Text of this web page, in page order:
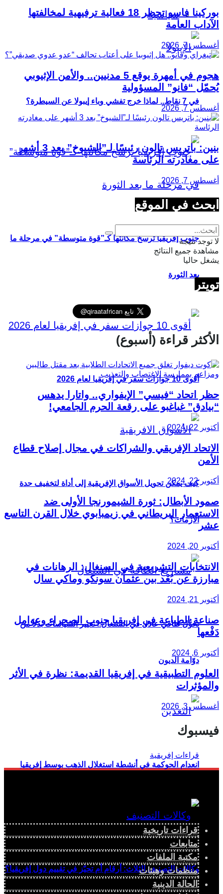
سياسية
في 7 نقاط.. لماذا خرج تفشي وباء إيبولا عن السيطرة؟
جنوب إفريقيا ترسخ مكانتها كـ”قوة متوسطة” في مرحلة ما
بعد الثورة
أقوى 10 جوازات سفر في إفريقيا لعام 2026
كيف يمكن تحويل الأسواق الإفريقية إلى أداة لتخفيف حدة
الأزمات؟
تحوُّل طاقي عادل في السنغال.. تغيير السياسات بدلاً من
دوّامة الديون
انعدام الحوكمة في أنشطة استغلال الذهب بوسط إفريقيا
وكالات التصنيف الثلاث: أرقام أم تحيّز في تقييم دول إفريقيا؟
بوركينا فاسو تحظر 18 فعالية ترفيهية لمخالفتها
الآداب العامة
أغسطس 7, 2026
هجوم في أمهرة يوقع 5 مدنيين.. والأمن الإثيوبي
يُحمّل “فانو” المسؤولية
أغسطس 7, 2026
بنين: باتريس تالون رئيسًا لـ”الشيوخ” بعد 3 أشهر
على مغادرته الرئاسة
أغسطس 7, 2026
ابحث في الموقع
لا توجد نتيجة
مشاهدة جميع النتائج
يشغل حاليا
تويتر
الأكثر قراءة (أسبوع)
حظر اتحاد “فيسي” الإيفواري.. واتارا يدهس
“بيادق” غباغبو على رقعة الحرم الجامعي!
أكتوبر 22, 2024
الاتحاد الإفريقي والشراكات في مجال إصلاح قطاع
الأمن
أكتوبر 22, 2024
صمود الأبطال: ثورة الشيمورنجا الأولى ضد
الاستعمار البريطاني في زيمبابوي خلال القرن التاسع
عشر
أكتوبر 20, 2024
الانتخابات التشريعية في السنغال: الرهانات في
مبارزة عن بُعْد بين عثمان سونكو وماكي سال
أكتوبر 21, 2024
صناعة الطباعة في إفريقيا جنوب الصحراء وعوامل
دَفْعها
أكتوبر 6, 2024
العلوم التطبيقية في إفريقيا القديمة: نظرة في الأثر
والمؤثرات
أغسطس 3, 2026
فيسبوك
قراءات تاريخية
متابعات
مكتبة الملفات
منظمات وهيئات
الحالة الدينية